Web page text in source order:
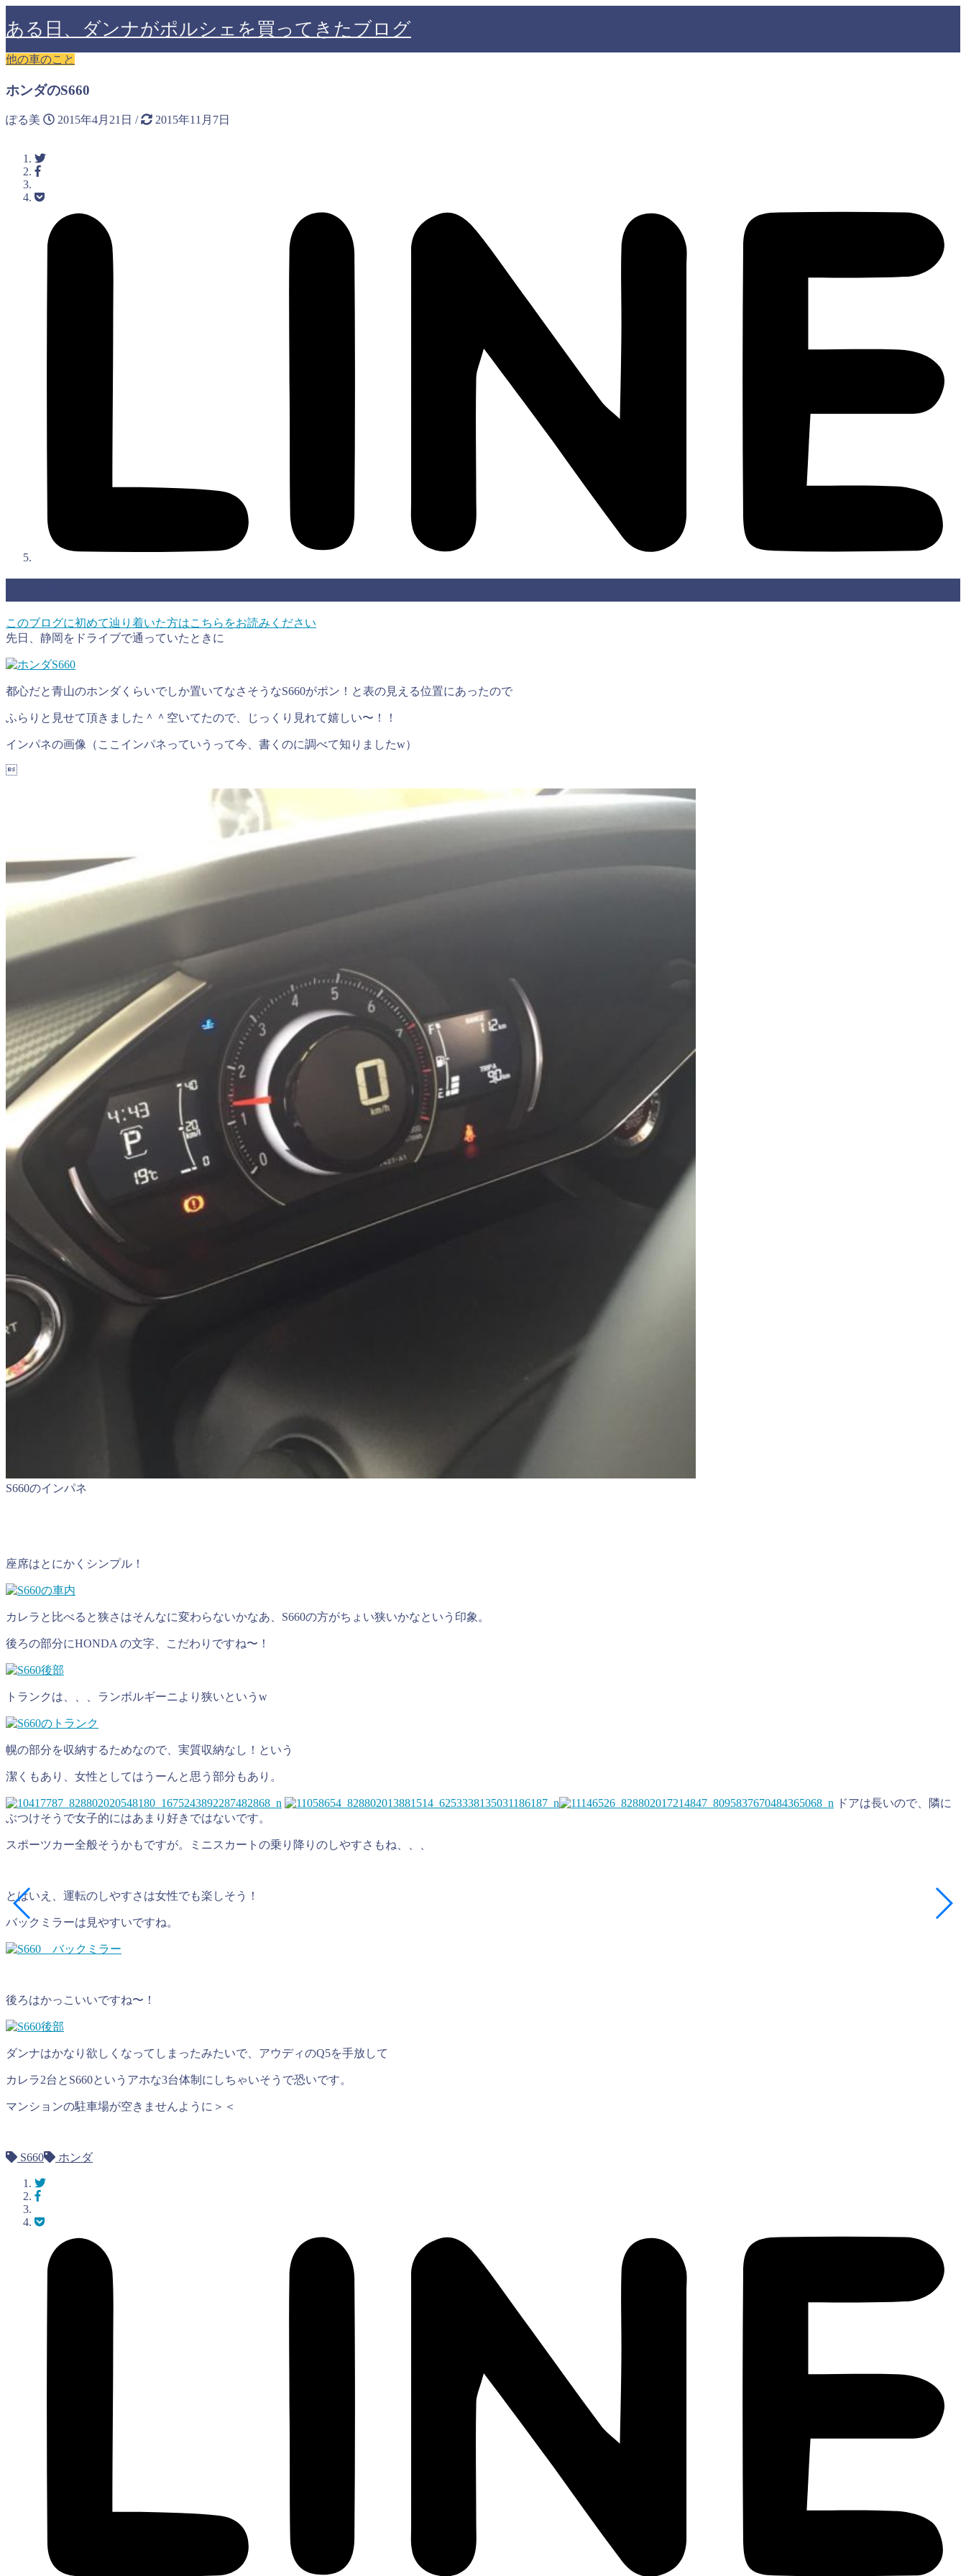
ある日、ダンナがポルシェを買ってきたブログ
他の車のこと
ホンダのS660
ぽる美 2015年4月21日 / 2015年11月7日
このブログに初めて辿り着いた方はこちらをお読みください
先日、静岡をドライブで通っていたときに
都心だと青山のホンダくらいでしか置いてなさそうなS660がポン！と表の見える位置にあったので
ふらりと見せて頂きました＾＾空いてたので、じっくり見れて嬉しい〜！！
インパネの画像（ここインパネっていうって今、書くのに調べて知りましたw）

S660のインパネ
座席はとにかくシンプル！
カレラと比べると狭さはそんなに変わらないかなあ、S660の方がちょい狭いかなという印象。
後ろの部分にHONDA の文字、こだわりですね〜！
トランクは、、、ランボルギーニより狭いというw
幌の部分を収納するためなので、実質収納なし！という
潔くもあり、女性としてはうーんと思う部分もあり。
ドアは長いので、隣に
ぶつけそうで女子的にはあまり好きではないです。
スポーツカー全般そうかもですが。ミニスカートの乗り降りのしやすさもね、、、
とはいえ、運転のしやすさは女性でも楽しそう！
バックミラーは見やすいですね。
後ろはかっこいいですね〜！
ダンナはかなり欲しくなってしまったみたいで、アウディのQ5を手放して
カレラ2台とS660というアホな3台体制にしちゃいそうで恐いです。
マンションの駐車場が空きませんように＞＜
S660 ホンダ